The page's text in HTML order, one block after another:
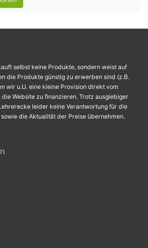
selbst keine Produkte, sondern weist auf
die Produkte günstig zu erwerben sind (z.B.
wir u.U. eine kleine Provision direkt vom
die Website zu finanzieren. Trotz ausgiebiger
leider keine Verantwortung für die
die Aktualität der Preise übernehmen.